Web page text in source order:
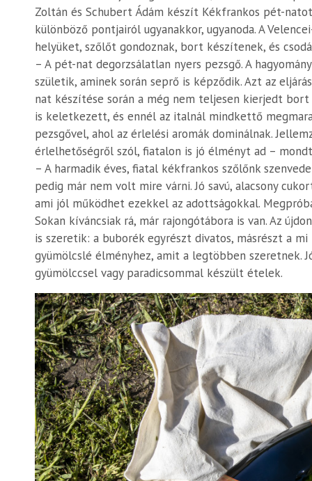
Zoltán és Schubert Ádám készít Kékfrankos pét-
különböző pontjairól ugyanakkor, ugyanoda. A
helyüket, szőlőt gondoznak, bort készítenek, és
– A pét-nat degorzsálatlan nyers pezsgő. A
születik, aminek során seprő is képződik. Azt az
nat készítése során a még nem teljesen kierjedt
is keletkezett, és ennél az italnál mindkettő
pezsgővel, ahol az érlelési aromák dominálnak.
érlelhetőségről szól, fiatalon is jó élményt ad –
– A harmadik éves, fiatal kékfrankos szőlőnk
pedig már nem volt mire várni. Jó savú, alacsony
ami jól működhet ezekkel az adottságokkal.
Sokan kíváncsiak rá, már rajongótábora is van. Az
is szeretik: a buborék egyrészt divatos, másrészt a
gyümölcslé élményhez, amit a legtöbben szeretnek.
gyümölccsel vagy paradicsommal készült ételek.